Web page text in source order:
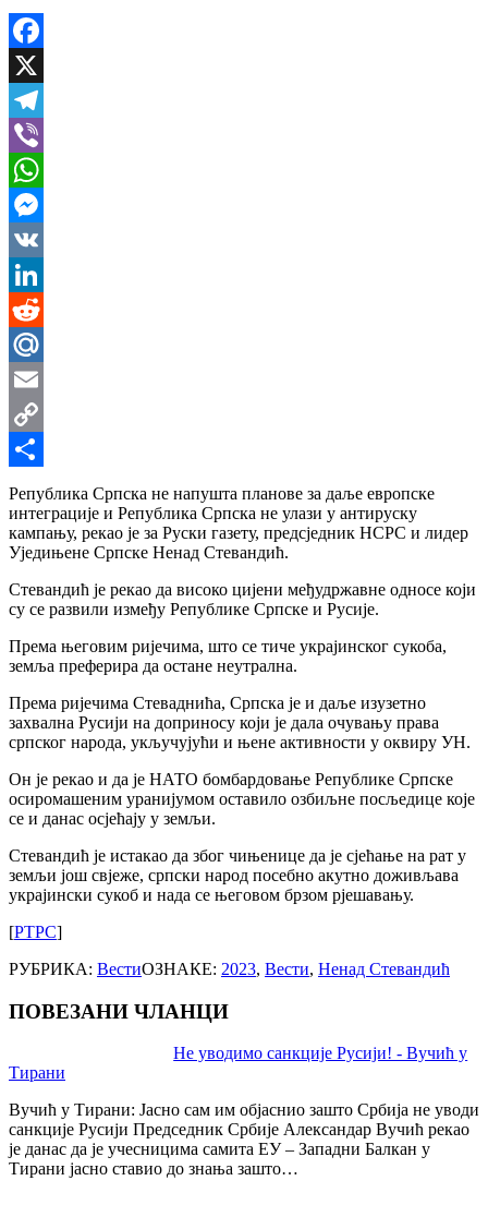
Facebook
X
Telegram
Viber
WhatsApp
Messenger
VK
LinkedIn
Reddit
Mail.Ru
Email
Copy
Link
Share
Република Српска не напушта планове за даље европске
интеграције и Република Српска не улази у антируску
кампању, рекао је за Руски газету, предсједник НСРС и лидер
Уједињене Српске Ненад Стевандић.
Стевандић је рекао да високо цијени међудржавне односе који
су се развили између Републике Српске и Русије.
Према његовим ријечима, што се тиче украјинског сукоба,
земља преферира да остане неутрална.
Према ријечима Стеваднића, Српска је и даље изузетно
захвална Русији на доприносу који је дала очувању права
српског народа, укључујући и њене активности у оквиру УН.
Он је рекао и да је НАТО бомбардовање Републике Српске
осиромашеним уранијумом оставило озбиљне посљедице које
се и данас осјећају у земљи.
Стевандић је истакао да због чињенице да је сјећање на рат у
земљи још свјеже, српски народ посебно акутно доживљава
украјински сукоб и нада се његовом брзом рјешавању.
[РТРС]
РУБРИКА: ВестиОЗНАКЕ: 2023, Вести, Ненад Стевандић
ПОВЕЗАНИ ЧЛАНЦИ
Не уводимо санкције Русији! - Вучић у
Тирани
Вучић у Тирани: Јасно сам им објаснио зашто Србија не уводи
санкције Русији Председник Србије Александар Вучић рекао
је данас да је учесницима самита ЕУ – Западни Балкан у
Тирани јасно ставио до знања зашто…
navigation